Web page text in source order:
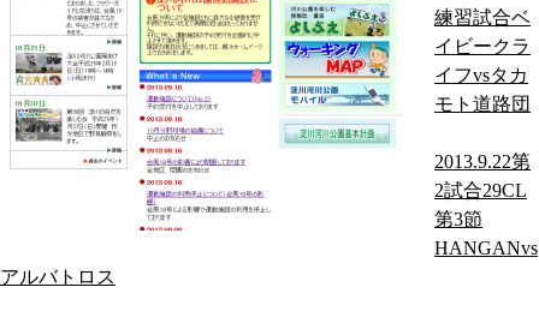
練習試合ベ
イビークラ
イフvsタカ
モト道路団
2013.9.22第
2試合29CL
第3節
HANGANvs
アルバトロス